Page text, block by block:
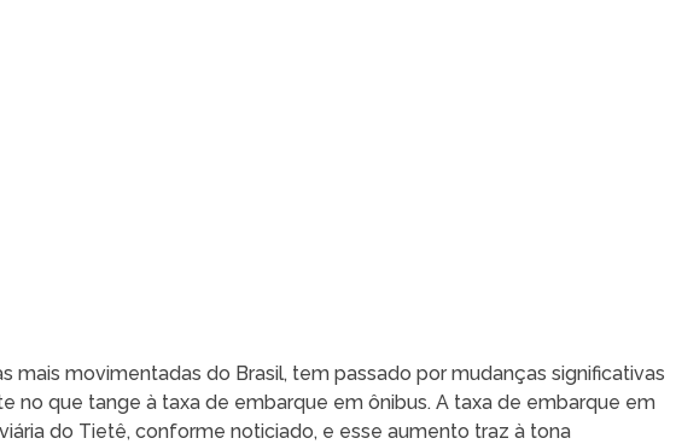
mais movimentadas do Brasil, tem passado por mudanças significativas
no que tange à taxa de embarque em ônibus. A taxa de embarque em
do Tietê, conforme noticiado, e esse aumento traz à tona